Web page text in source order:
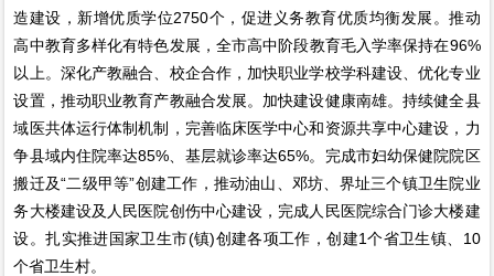
造建设，新增优质学位2750个，促进义务教育优质均衡发展。推动
高中教育多样化有特色发展，全市高中阶段教育毛入学率保持在96%
以上。深化产教融合、校企合作，加快职业学校学科建设、优化专业
设置，推动职业教育产教融合发展。加快建设健康南雄。持续健全县
域医共体运行体制机制，完善临床医学中心和资源共享中心建设，力
争县域内住院率达85%、基层就诊率达65%。完成市妇幼保健院院区
搬迁及“二级甲等”创建工作，推动油山、邓坊、界址三个镇卫生院业
务大楼建设及人民医院创伤中心建设，完成人民医院综合门诊大楼建
设。扎实推进国家卫生市(镇)创建各项工作，创建1个省卫生镇、10
个省卫生村。